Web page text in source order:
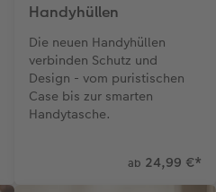
Handyhüllen
Die neuen Handyhüllen
verbinden Schutz und
Design - vom puristischen
Case bis zur smarten
Handytasche.
ab 24,99 €*